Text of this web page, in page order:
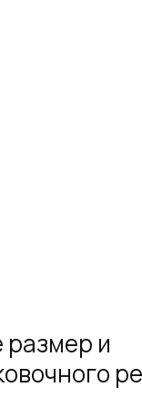
размер и